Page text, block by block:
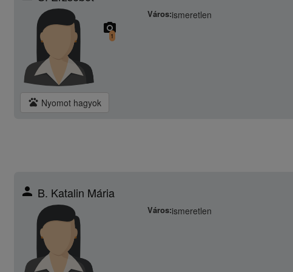
Város:ismeretlen
camera_alt
1
pets Nyomot hagyok
person B. Katalin Mária
Város:ismeretlen